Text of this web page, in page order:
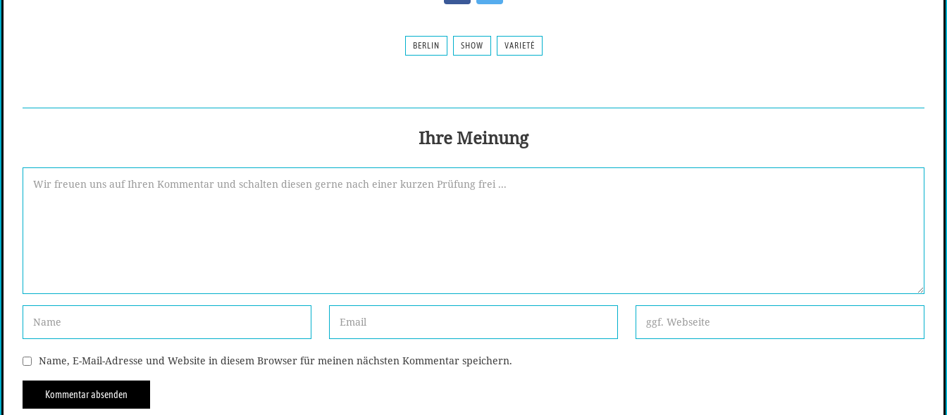
BERLIN SHOW VARIETÉ
Ihre Meinung
Name, E-Mail-Adresse und Website in diesem Browser für meinen nächsten Kommentar speichern.